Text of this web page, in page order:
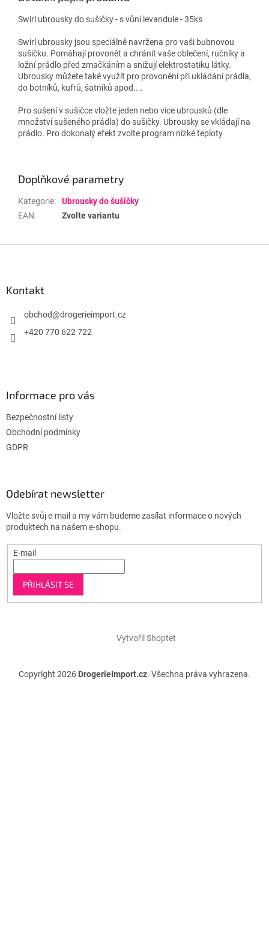
Swirl ubrousky do sušičky - s vůní levandule - 35ks
Swirl ubrousky jsou speciálně navržena pro vaši bubnovou
sušičku. Pomáhají provonět a chránit vaše oblečení, ručníky a
ložní prádlo před zmačkáním a snižují elektrostatiku látky.
Ubrousky můžete také využít pro provonění při ukládání prádla,
do botníků, kufrů, šatníků apod....
Pro sušení v sušičce vložte jeden nebo více ubrousků (dle
množství sušeného prádla) do sušičky. Ubrousky se vkládají na
prádlo. Pro dokonalý efekt zvolte program nízké teploty
Doplňkové parametry
Kategorie:
Ubrousky do šušičky
EAN: Zvolte variantu
Kontakt
obchod@drogerieimport.cz
+420 770 622 722
Informace pro vás
Bezpečnostní listy
Obchodní podmínky
GDPR
Odebírat newsletter
Vložte svůj e-mail a my vám budeme zasílat informace o nových
produktech na našem e-shopu.
E-mail
PŘIHLÁSIT SE
Vytvořil Shoptet
Copyright 2026 DrogerieImport.cz. Všechna práva vyhrazena.